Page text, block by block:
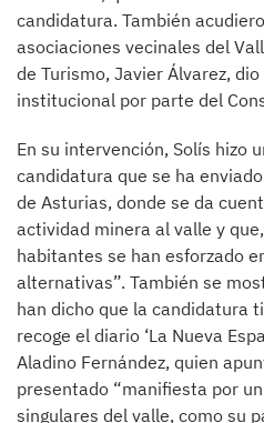
candidatura. También
asociaciones vecinales del
de Turismo, Javier Álvarez,
institucional por parte del
En su intervención, Solís hizo
candidatura que se ha
de Asturias, donde se da
actividad minera al valle y
habitantes se han esforzado
alternativas”. También se
han dicho que la candidatura
recoge el diario ‘La Nueva
Aladino Fernández, quien
presentado “manifiesta por
singulares del valle, como su